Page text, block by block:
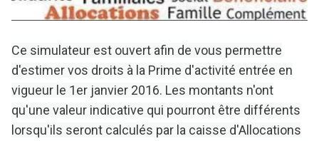
Ce simulateur est ouvert afin de vous permettre
d'estimer vos droits à la Prime d'activité entrée en
vigueur le 1er janvier 2016. Les montants n'ont
qu'une valeur indicative qui pourront être différents
lorsqu'ils seront calculés par la caisse d'Allocations